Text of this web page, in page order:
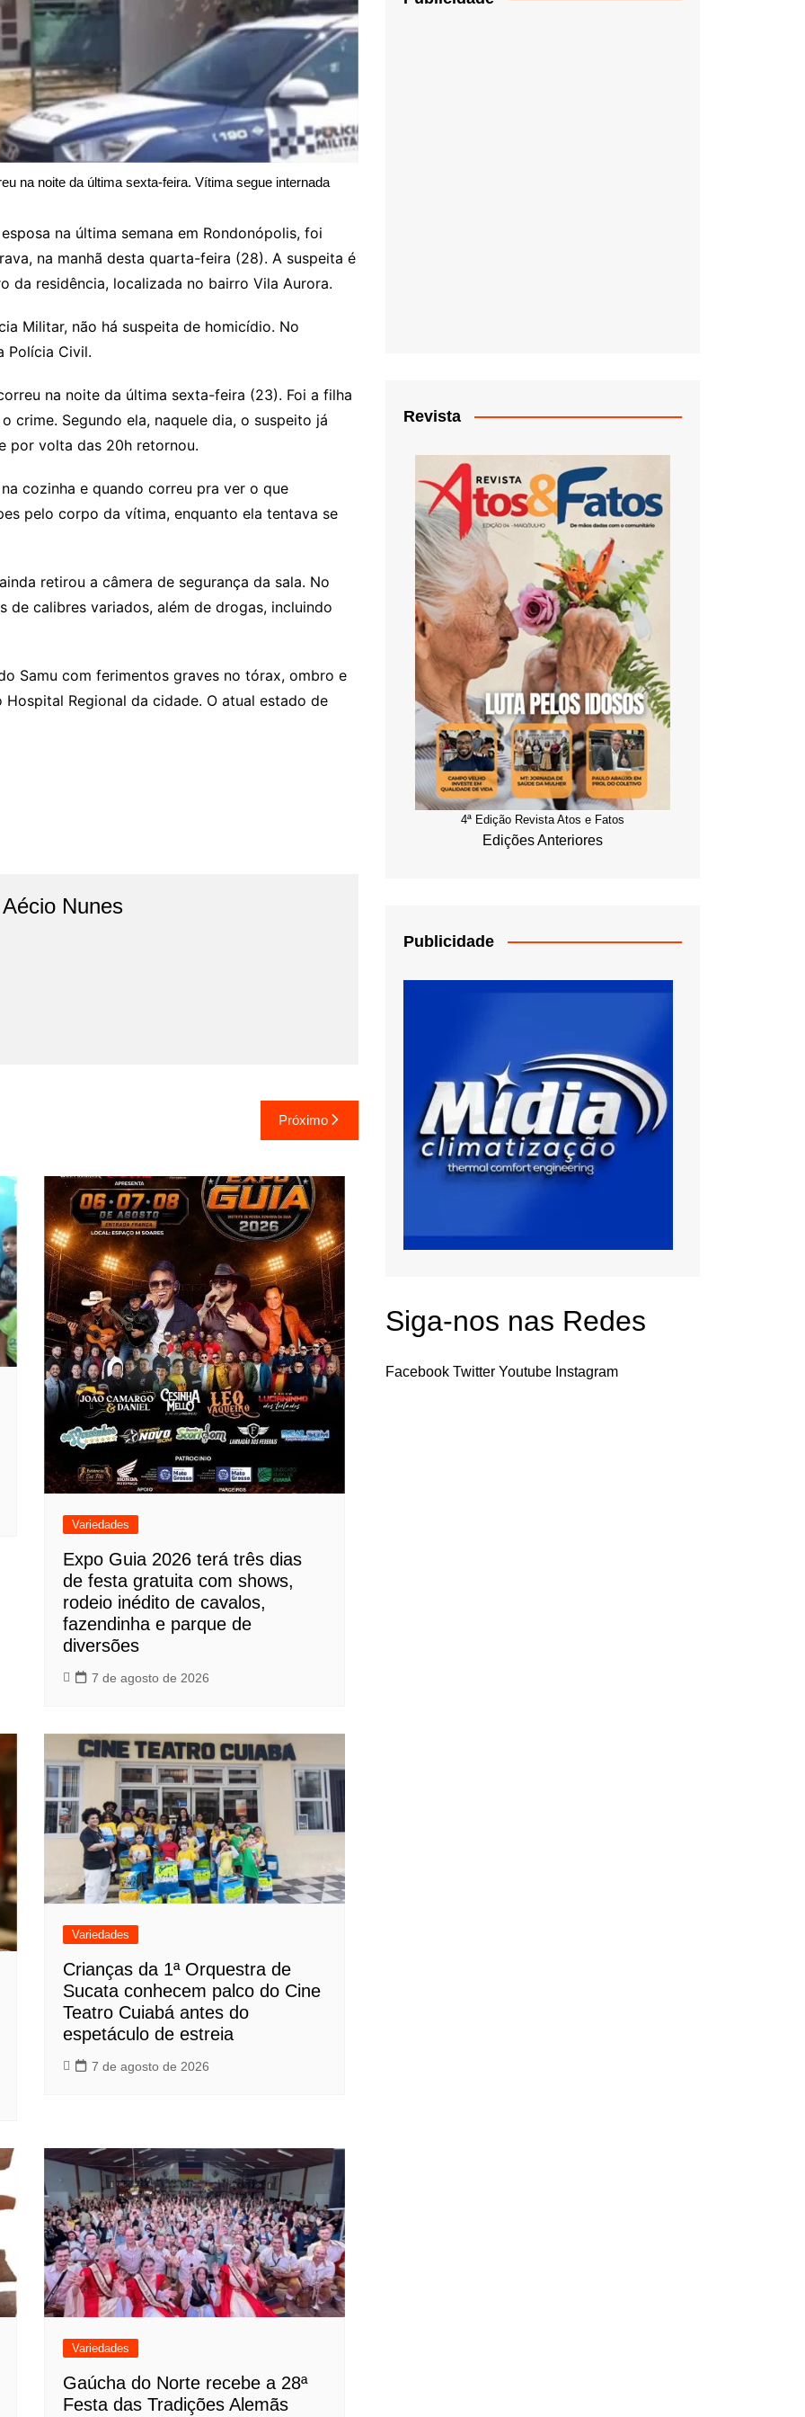
na noite da última sexta-feira. Vítima segue internada
na última semana em Rondonópolis, foi
na manhã desta quarta-feira (28). A suspeita é
da residência, localizada no bairro Vila Aurora.
Militar, não há suspeita de homicídio. No
Polícia Civil.
na noite da última sexta-feira (23). Foi a filha
crime. Segundo ela, naquele dia, o suspeito já
por volta das 20h retornou.
cozinha e quando correu pra ver o que
pelo corpo da vítima, enquanto ela tentava se
retirou a câmera de segurança da sala. No
de calibres variados, além de drogas, incluindo
Samu com ferimentos graves no tórax, ombro e
Regional da cidade. O atual estado de
Nunes
Próximo
Variedades
Expo Guia 2026 terá três dias
de festa gratuita com shows,
rodeio inédito de cavalos,
fazendinha e parque de
diversões
7 de agosto de 2026
Variedades
Crianças da 1ª Orquestra de
Sucata conhecem palco do Cine
Teatro Cuiabá antes do
espetáculo de estreia
7 de agosto de 2026
Variedades
Gaúcha do Norte recebe a 28ª
Festa das Tradições Alemãs
Revista
4ª Edição Revista Atos e Fatos
Edições Anteriores
Publicidade
Siga-nos nas Redes
Facebook Twitter Youtube Instagram